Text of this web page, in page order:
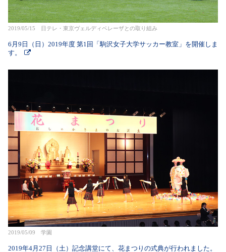
2019/05/15 日テレ・東京ヴェルディベレーザとの取り組み
6月9日（日）2019年度 第1回「駒沢女子大学サッカー教室」を開催しま
す。
2019/05/09 学園
2019年4月27日（土）記念講堂にて、花まつりの式典が行われました。